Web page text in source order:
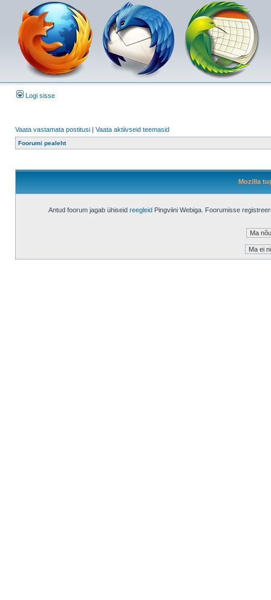
Logi sisse
Vaata vastamata postitusi | Vaata aktiivseid teemasid
Foorumi pealeht
Mozilla
Antud foorum jagab ühiseid reegleid Pingviini Webiga. Foorumisse